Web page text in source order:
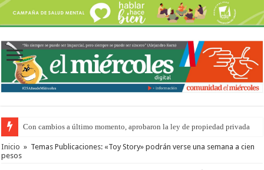
Con cambios a último momento, aprobaron la ley de propiedad privada
Del viernes 7 al domingo 9 de agosto: la agenda ¿A dónde ir? para este
Inicio » Temas Publicaciones: «Toy Story» podrán verse una semana a cien
pesos